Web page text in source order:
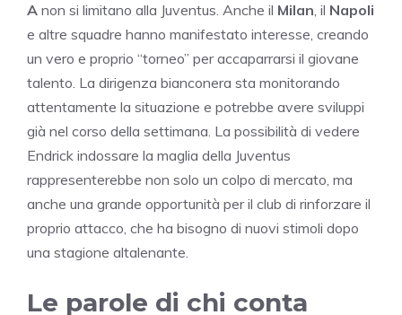
A non si limitano alla Juventus. Anche il Milan, il Napoli
e altre squadre hanno manifestato interesse, creando
un vero e proprio “torneo” per accaparrarsi il giovane
talento. La dirigenza bianconera sta monitorando
attentamente la situazione e potrebbe avere sviluppi
già nel corso della settimana. La possibilità di vedere
Endrick indossare la maglia della Juventus
rappresenterebbe non solo un colpo di mercato, ma
anche una grande opportunità per il club di rinforzare il
proprio attacco, che ha bisogno di nuovi stimoli dopo
una stagione altalenante.
Le parole di chi conta